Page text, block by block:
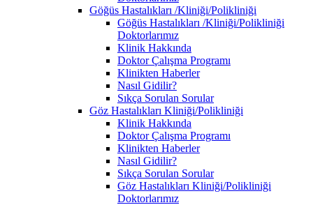
Göğüs Hastalıkları /Kliniği/Polikliniği
Göğüs Hastalıkları /Kliniği/Polikliniği
Doktorlarımız
Klinik Hakkında
Doktor Çalışma Programı
Klinikten Haberler
Nasıl Gidilir?
Sıkça Sorulan Sorular
Göz Hastalıkları Kliniği/Polikliniği
Klinik Hakkında
Doktor Çalışma Programı
Klinikten Haberler
Nasıl Gidilir?
Sıkça Sorulan Sorular
Göz Hastalıkları Kliniği/Polikliniği
Doktorlarımız